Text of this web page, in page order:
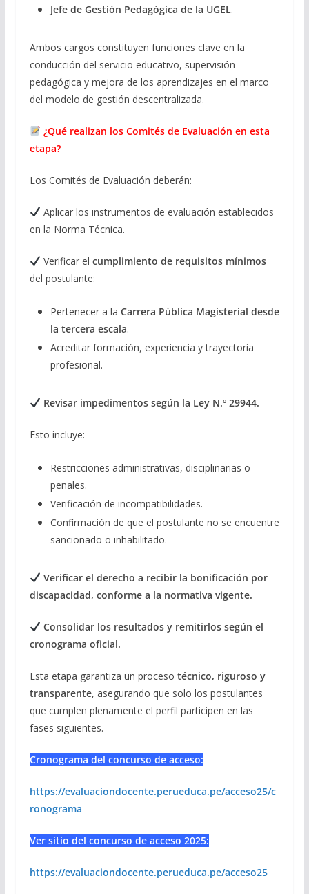
Jefe de Gestión Pedagógica de la UGEL.
Ambos cargos constituyen funciones clave en la
conducción del servicio educativo, supervisión
pedagógica y mejora de los aprendizajes en el marco
del modelo de gestión descentralizada.
¿Qué realizan los Comités de Evaluación en esta
etapa?
Los Comités de Evaluación deberán:
Aplicar los instrumentos de evaluación establecidos
en la Norma Técnica.
Verificar el cumplimiento de requisitos mínimos
del postulante:
Pertenecer a la Carrera Pública Magisterial desde
la tercera escala.
Acreditar formación, experiencia y trayectoria
profesional.
Revisar impedimentos según la Ley N.º 29944.
Esto incluye:
Restricciones administrativas, disciplinarias o
penales.
Verificación de incompatibilidades.
Confirmación de que el postulante no se encuentre
sancionado o inhabilitado.
Verificar el derecho a recibir la bonificación por
discapacidad, conforme a la normativa vigente.
Consolidar los resultados y remitirlos según el
cronograma oficial.
Esta etapa garantiza un proceso técnico, riguroso y
transparente, asegurando que solo los postulantes
que cumplen plenamente el perfil participen en las
fases siguientes.
Cronograma del concurso de acceso:
https://evaluaciondocente.perueduca.pe/acceso25/c
ronograma
Ver sitio del concurso de acceso 2025:
https://evaluaciondocente.perueduca.pe/acceso25